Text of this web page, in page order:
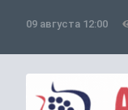
09 августа 12:00